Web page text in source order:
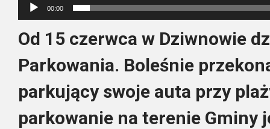
00:00
Od 15 czerwca w Dziwnowie
Parkowania. Boleśnie
parkujący swoje auta przy
parkowanie na terenie Gminy